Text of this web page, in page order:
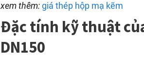
xem thêm:giá thép hộp mạ kẽm
Đặc tính kỹ thuật
DN150